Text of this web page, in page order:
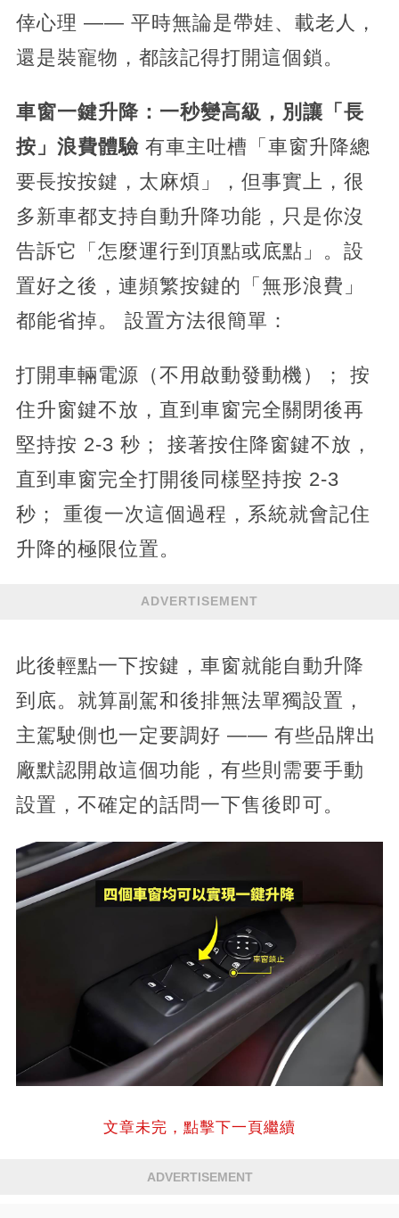
倖心理 —— 平時無論是帶娃、載老人，
還是裝寵物，都該記得打開這個鎖。
車窗一鍵升降：一秒變高級，別讓「長
按」浪費體驗有車主吐槽「車窗升降總
要長按按鍵，太麻煩」，但事實上，很
多新車都支持自動升降功能，只是你沒
告訴它「怎麼運行到頂點或底點」。設
置好之後，連頻繁按鍵的「無形浪費」
都能省掉。 設置方法很簡單：
打開車輛電源（不用啟動發動機）； 按
住升窗鍵不放，直到車窗完全關閉後再
堅持按 2-3 秒； 接著按住降窗鍵不放，
直到車窗完全打開後同樣堅持按 2-3
秒； 重復一次這個過程，系統就會記住
升降的極限位置。
ADVERTISEMENT
此後輕點一下按鍵，車窗就能自動升降
到底。就算副駕和後排無法單獨設置，
主駕駛側也一定要調好 —— 有些品牌出
廠默認開啟這個功能，有些則需要手動
設置，不確定的話問一下售後即可。
文章未完，點擊下一頁繼續
ADVERTISEMENT